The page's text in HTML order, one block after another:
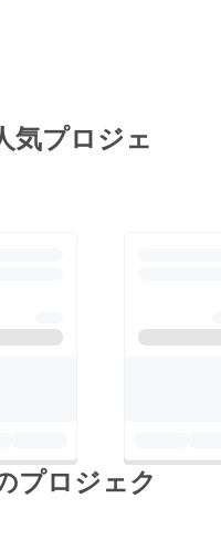
気プロジェ
プロジェク